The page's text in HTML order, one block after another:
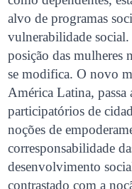
alvo de programas
vulnerabilidade
posição das mulheres
se modifica. O novo
América Latina, passa
participatórios de
noções de
corresponsabilidade
desenvolvimento
contrastado com a